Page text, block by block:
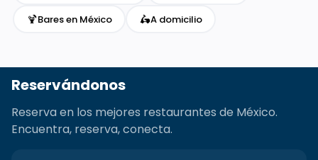
🍹Bares en México 🛵A domicilio
Reservándonos
Reserva en los mejores restaurantes de México.
Encuentra, reserva, conecta.